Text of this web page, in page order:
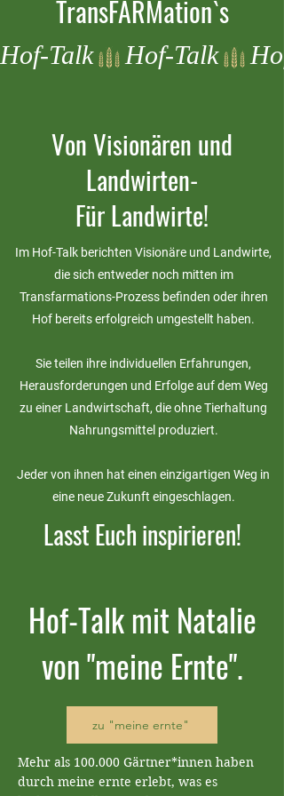
TransFARMation`s
Hof-Talk
Von Visionären und
Landwirten-
Für Landwirte!
Im Hof-Talk berichten Visionäre und Landwirte,
die sich entweder noch mitten im
Transfarmations-Prozess befinden oder ihren
Hof bereits erfolgreich umgestellt haben.
Sie teilen ihre individuellen Erfahrungen,
Herausforderungen und Erfolge auf dem Weg
zu einer Landwirtschaft, die ohne Tierhaltung
Nahrungsmittel produziert.
Jeder von ihnen hat einen einzigartigen Weg in
eine neue Zukunft eingeschlagen.
Lasst Euch inspirieren!
Hof-Talk mit Natalie
von "meine Ernte".
zu "meine ernte"
Mehr als 100.000 Gärtner*innen haben
durch meine ernte erlebt, was es